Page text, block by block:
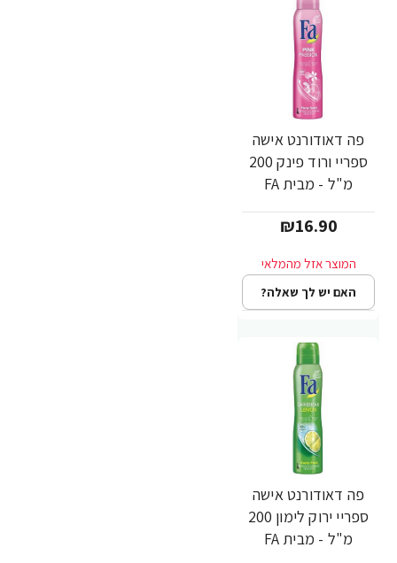
פה דאודורנט אישה
ספריי ורוד פינק 200
מ"ל - מבית FA
₪16.90
האם יש לך שאלה?
פה דאודורנט אישה
ספריי ירוק לימון 200
מ"ל - מבית FA